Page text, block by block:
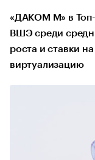
«ДАКОМ М» в Топ-
ВШЭ среди
роста и ставки
виртуализацию